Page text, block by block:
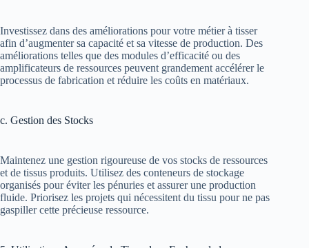
Investissez dans des améliorations pour votre métier à tisser
afin d’augmenter sa capacité et sa vitesse de production. Des
améliorations telles que des modules d’efficacité ou des
amplificateurs de ressources peuvent grandement accélérer le
processus de fabrication et réduire les coûts en matériaux.
c. Gestion des Stocks
Maintenez une gestion rigoureuse de vos stocks de ressources
et de tissus produits. Utilisez des conteneurs de stockage
organisés pour éviter les pénuries et assurer une production
fluide. Priorisez les projets qui nécessitent du tissu pour ne pas
gaspiller cette précieuse ressource.